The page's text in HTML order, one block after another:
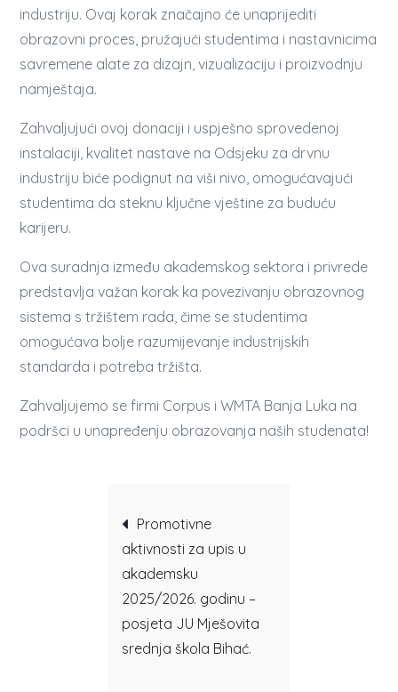
industriju. Ovaj korak značajno će unaprijediti
obrazovni proces, pružajući studentima i nastavnicima
savremene alate za dizajn, vizualizaciju i proizvodnju
namještaja.
Zahvaljujući ovoj donaciji i uspješno sprovedenoj
instalaciji, kvalitet nastave na Odsjeku za drvnu
industriju biće podignut na viši nivo, omogućavajući
studentima da steknu ključne vještine za buduću
karijeru.
Ova suradnja između akademskog sektora i privrede
predstavlja važan korak ka povezivanju obrazovnog
sistema s tržištem rada, čime se studentima
omogućava bolje razumijevanje industrijskih
standarda i potreba tržišta.
Zahvaljujemo se firmi Corpus i WMTA Banja Luka na
podršci u unapređenju obrazovanja naših studenata!
Post
navigation
Promotivne
aktivnosti za upis u
akademsku
2025/2026. godinu –
posjeta JU Mješovita
srednja škola Bihać.